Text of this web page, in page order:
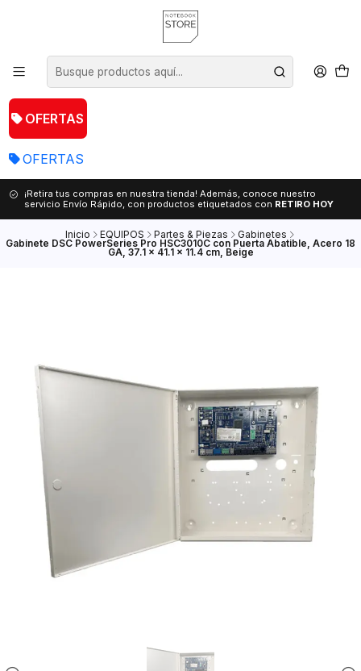
OFERTAS
OFERTAS
¡Retira tus compras en nuestra tienda! Además, conoce nuestro
servicio Envío Rápido, con productos etiquetados con RETIRO HOY
Inicio EQUIPOS Partes & Piezas Gabinetes
Gabinete DSC PowerSeries Pro HSC3010C con Puerta Abatible, Acero 18
GA, 37.1 x 41.1 x 11.4 cm, Beige